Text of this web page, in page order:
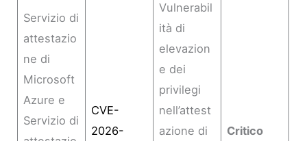
Servizio di
attestazio
ne di
Microsoft
Azure e
Servizio di
CVE-
2026-
Vulnerabil
ità di
elevazion
e dei
privilegi
nell’attest
azione di
Critico